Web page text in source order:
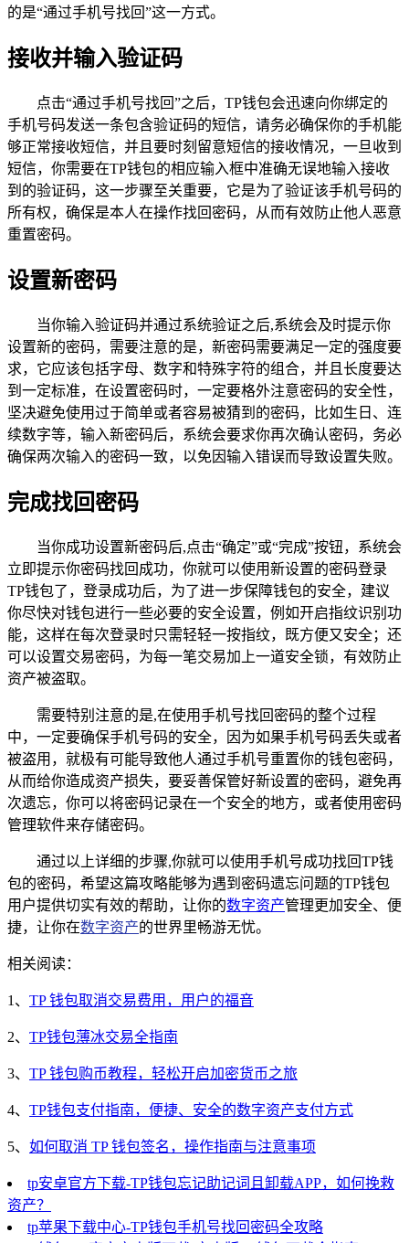
的是“通过手机号找回”这一方式。
接收并输入验证码
点击“通过手机号找回”之后，TP钱包会迅速向你绑定的
手机号码发送一条包含验证码的短信，请务必确保你的手机能
够正常接收短信，并且要时刻留意短信的接收情况，一旦收到
短信，你需要在TP钱包的相应输入框中准确无误地输入接收
到的验证码，这一步骤至关重要，它是为了验证该手机号码的
所有权，确保是本人在操作找回密码，从而有效防止他人恶意
重置密码。
设置新密码
当你输入验证码并通过系统验证之后,系统会及时提示你
设置新的密码，需要注意的是，新密码需要满足一定的强度要
求，它应该包括字母、数字和特殊字符的组合，并且长度要达
到一定标准，在设置密码时，一定要格外注意密码的安全性，
坚决避免使用过于简单或者容易被猜到的密码，比如生日、连
续数字等，输入新密码后，系统会要求你再次确认密码，务必
确保两次输入的密码一致，以免因输入错误而导致设置失败。
完成找回密码
当你成功设置新密码后,点击“确定”或“完成”按钮，系统会
立即提示你密码找回成功，你就可以使用新设置的密码登录
TP钱包了，登录成功后，为了进一步保障钱包的安全，建议
你尽快对钱包进行一些必要的安全设置，例如开启指纹识别功
能，这样在每次登录时只需轻轻一按指纹，既方便又安全；还
可以设置交易密码，为每一笔交易加上一道安全锁，有效防止
资产被盗取。
需要特别注意的是,在使用手机号找回密码的整个过程
中，一定要确保手机号码的安全，因为如果手机号码丢失或者
被盗用，就极有可能导致他人通过手机号重置你的钱包密码，
从而给你造成资产损失，要妥善保管好新设置的密码，避免再
次遗忘，你可以将密码记录在一个安全的地方，或者使用密码
管理软件来存储密码。
通过以上详细的步骤,你就可以使用手机号成功找回TP钱
包的密码，希望这篇攻略能够为遇到密码遗忘问题的TP钱包
用户提供切实有效的帮助，让你的数字资产管理更加安全、便
捷，让你在数字资产的世界里畅游无忧。
相关阅读：
1、 TP 钱包取消交易费用，用户的福音
2、 TP钱包薄冰交易全指南
3、 TP 钱包购币教程，轻松开启加密货币之旅
4、 TP钱包支付指南，便捷、安全的数字资产支付方式
5、 如何取消 TP 钱包签名，操作指南与注意事项
tp安卓官方下载-TP钱包忘记助记词且卸载APP，如何挽救
资产？
tp苹果下载中心-TP钱包手机号找回密码全攻略